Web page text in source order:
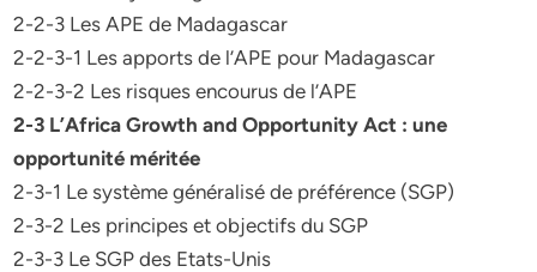
2-2-3 Les APE de Madagascar
2-2-3-1 Les apports de l’APE pour Madagascar
2-2-3-2 Les risques encourus de l’APE
2-3 L’Africa Growth and Opportunity Act : une
opportunité méritée
2-3-1 Le système généralisé de préférence (SGP)
2-3-2 Les principes et objectifs du SGP
2-3-3 Le SGP des Etats-Unis